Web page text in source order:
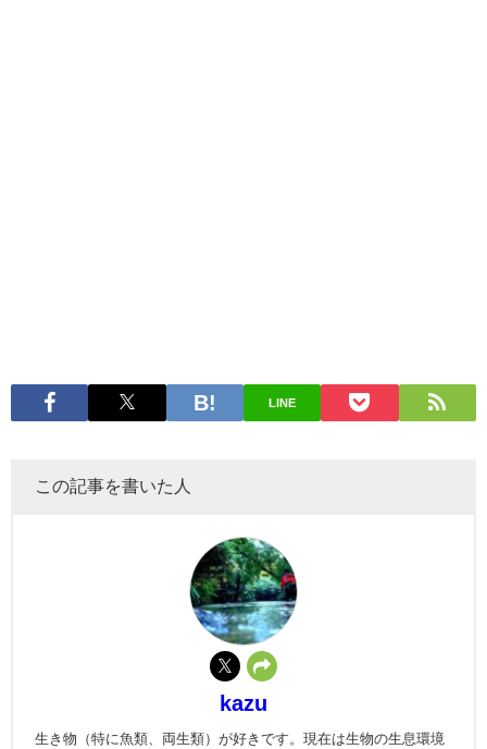
LINE
この記事を書いた人
kazu
生き物（特に魚類、両生類）が好きです。現在は生物の生息環境